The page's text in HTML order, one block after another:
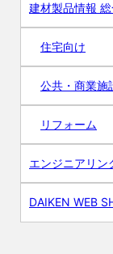
建材製品情報
住宅向け
公共・商業施
リフォーム
エンジニアリン
DAIKEN WEB